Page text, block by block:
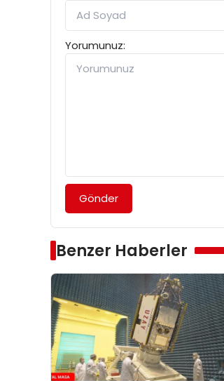
Yorumunuz:
Gönder
Benzer Haberler